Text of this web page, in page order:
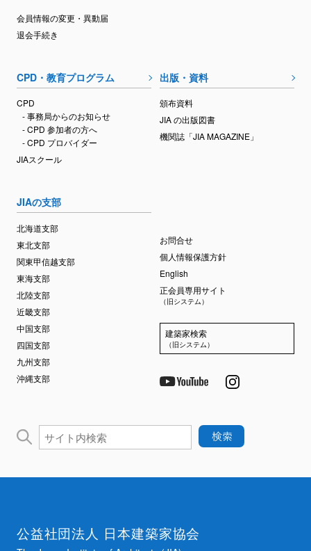
会員情報の変更・異動届
退会手続き
CPD・教育プログラム
CPD
- 事務局からのお知らせ
- CPD 参加者の方へ
- CPD プロバイダー
JIAスクール
出版・資料
頒布資料
JIA の出版図書
機関誌「JIA MAGAZINE」
JIAの支部
北海道支部
東北支部
関東甲信越支部
東海支部
北陸支部
近畿支部
中国支部
四国支部
九州支部
沖縄支部
お問合せ
個人情報保護方針
English
正会員専用サイト
（旧システム）
建築家検索
（旧システム）
公益社団法人 日本建築家協会